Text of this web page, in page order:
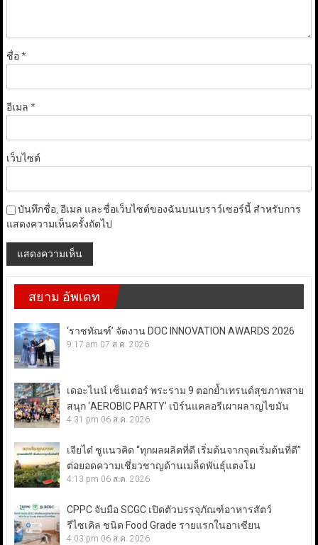
ชื่อ*
อีเมล *
เว็บไซต์
บันทึกชื่อ, อีเมล และชื่อเว็บไซต์ของฉันบนเบราว์เซอร์นี้ สำหรับการ
แสดงความเห็นครั้งถัดไป
สยาม อัพเดท
‘ราชทัณฑ์’ จัดงาน DOC INNOVATION AWARDS 2026
9:17 am 07 ส.ค. 2026
เดอะไนน์ เซ็นเตอร์ พระราม 9 ตอกย้ำเทรนด์สุขภาพสาย
สนุก ‘AEROBIC PARTY’ เบิร์นแคลอรีเผาผลาญไขมัน
4:31 pm 06 ส.ค. 2026
เจียไต๋ ชูแนวคิด “ทุกผลผลิตที่ดี เริ่มต้นจากจุดเริ่มต้นที่ดี”
ต่อยอดความเชี่ยวชาญด้านเมล็ดพันธุ์แตงโม
4:13 pm 06 ส.ค. 2026
CPPC จับมือ SCGC เปิดตัวบรรจุภัณฑ์อาหารสัตว์
รีไซเคิล ชนิด Food Grade รายแรกในอาเซียน
4:03 pm 06 ส.ค. 2026